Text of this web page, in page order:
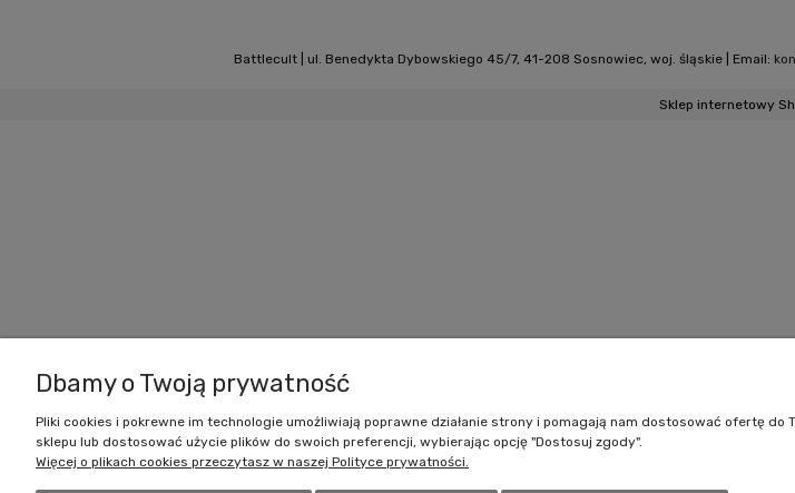
Battlecult | ul. Benedykta Dybowskiego 45/7, 41-208 Sosnowiec, woj. śląskie | Email:
Sklep internetowy
Dbamy o Twoją prywatność
Pliki cookies i pokrewne im technologie umożliwiają poprawne działanie strony i pomagają nam dostosować ofertę
sklepu lub dostosować użycie plików do swoich preferencji, wybierając opcję "Dostosuj zgody".
Więcej o plikach cookies przeczytasz w naszej Polityce prywatności.